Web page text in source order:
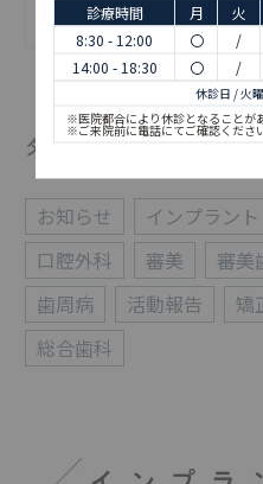
矯正歯科について
タグ
お知らせ インプラント
口腔外科
審美 審美
歯周病
活動報告 矯
総合歯科
診療時間 月 火
8:30 - 12:00
〇 /
14:00 - 18:30
〇 /
休診日 / 火
※医院都合により休診となることが
※ご来院前に電話にてご確認くださ